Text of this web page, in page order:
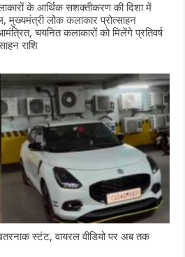
के आर्थिक सशक्तीकरण की दिशा में
मुख्यमंत्री लोक कलाकार प्रोत्साहन
चयनित कलाकारों को मिलेंगे प्रतिवर्ष
राशि
स्टंट, वायरल वीडियो पर अब तक